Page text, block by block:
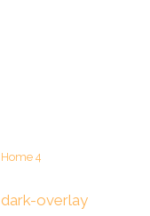
Home 4
dark-overlay